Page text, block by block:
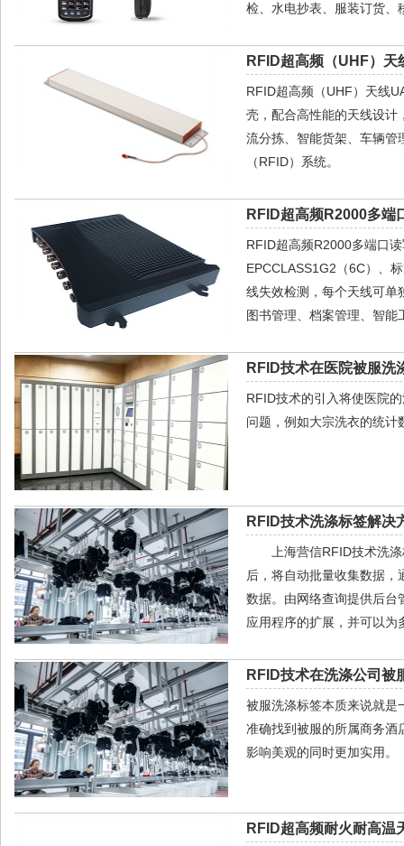
检、水电抄表、服装订货、
RFID超高频（UHF）天
RFID超高频（UHF）天线
壳，配合高性能的天线设计
流分拣、智能货架、车辆管
（RFID）系统。
RFID超高频R2000多端
RFID超高频R2000多端口
EPCCLASS1G2（6C）、
线失效检测，每个天线可单
图书管理、档案管理、智
RFID技术在医院被服洗
RFID技术的引入将使医院
问题，例如大宗洗衣的统
RFID技术洗涤标签解决
上海营信RFID技术洗涤
后，将自动批量收集数据
数据。由网络查询提供后台
应用程序的扩展，并可以为
RFID技术在洗涤公司被
被服洗涤标签本质来说就是
准确找到被服的所属商务酒
影响美观的同时更加实用。
RFID超高频耐火耐高温